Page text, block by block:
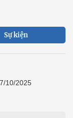
Sự kiện
10/2025